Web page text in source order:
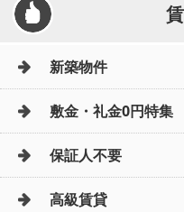
新築物件
敷金・礼金0円特集
保証人不要
高級賃貸